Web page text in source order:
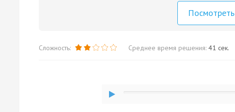
Посмотреть
Сложность: Среднее время решения: 41 сек.